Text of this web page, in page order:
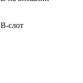
слот